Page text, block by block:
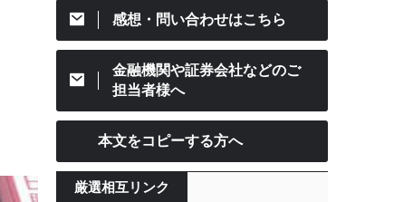
感想・問い合わせはこちら
金融機関や証券会社などのご
担当者様へ
本文をコピーする方へ
厳選相互リンク